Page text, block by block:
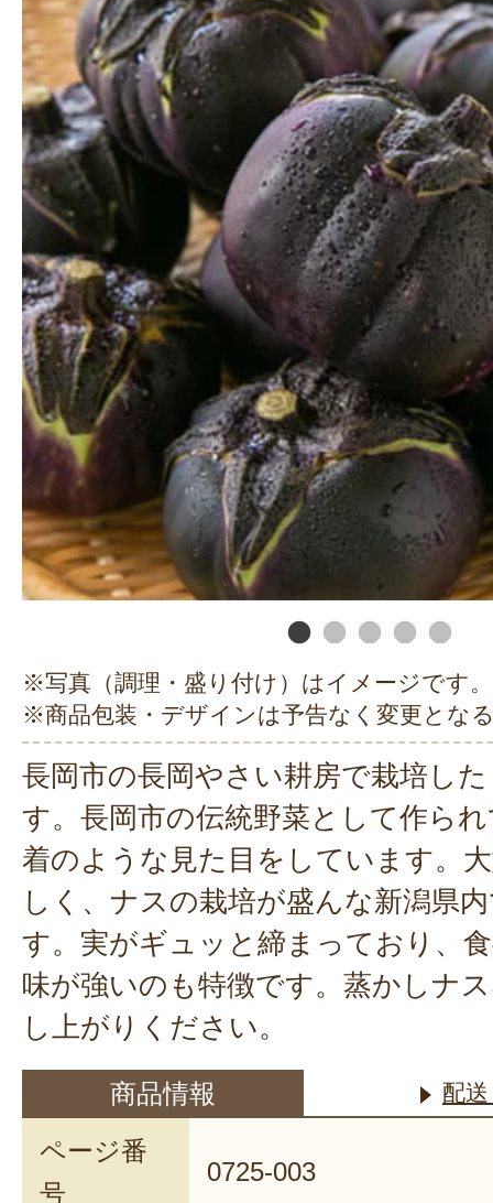
※写真（調理・盛り付け）はイメージです。
※商品包装・デザインは予告なく変更とな
長岡市の長岡やさい耕房で栽培し
す。長岡市の伝統野菜として作ら
着のような見た目をしています。
しく、ナスの栽培が盛んな新潟県
す。実がギュッと締まっており、
味が強いのも特徴です。蒸かしナ
し上がりください。
商品情報 配
ページ番
号
0725-003